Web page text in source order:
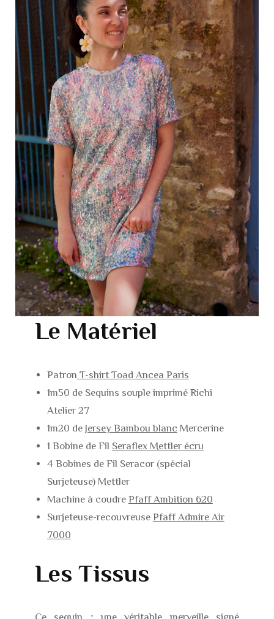
Le Matériel
Patron T-shirt Toad Ancea Paris
1m50 de Sequins souple imprimé Richi
Atelier 27
1m20 de Jersey Bambou blanc Mercerine
1 Bobine de Fil Seraflex Mettler écru
4 Bobines de Fil Seracor (spécial
Surjeteuse) Mettler
Machine à coudre Pfaff Ambition 620
Surjeteuse-recouvreuse Pfaff Admire Air
7000
Les Tissus